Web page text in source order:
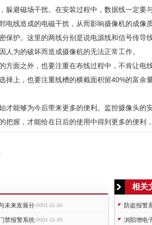
躲避磁场干扰。在安装过程中，数据线一定要
电线造成的电磁干扰，从而影响摄像机的成像质
保护。这里的两线分别是说电源线和信号传导
人为的破坏而造成摄像机的无法正常工作。
方面之外，也要注重在布线过程中，不肯让电
择上，也要注重线槽的横截面积留40%的富余
才能够为今后带来更多的便利。监控摄像头的
把握，才能给在日后的使用中得到更多的便利
未来发展分-0001-11-30
禁报警系统-0001-11-30
相关
防盗报警
浏阳增电